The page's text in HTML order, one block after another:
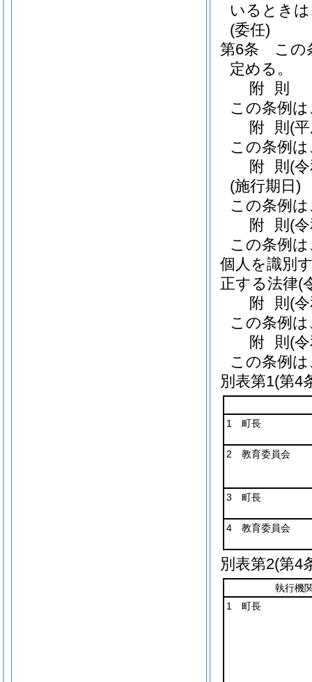
いるとき
(委任)
第6条
この
定める。
附 則
この条例
附 則 (
この条例
附 則 (
(施行期日)
この条例
附 則 (
この条例
個人を識別
正する法律(
附 則 (
この条例
附 則 (
この条例
別表第1(第4
1 町長
2 教育委員会
3 町長
4 教育委員会
別表第2(第4
執行機
1 町長